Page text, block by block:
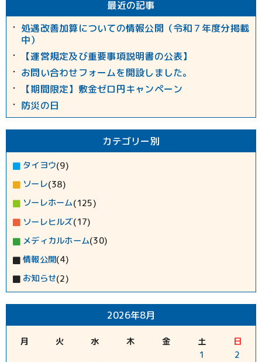
最近の記事
処遇改善加算についての情報公開（令和７年度分掲載
中）
【運営規定及び重要事項説明書の公表】
お問い合わせフォームを開設しました。
【期間限定】敷金ゼロ円キャンペーン
防災の日
カテゴリー別
タイヨウ(9)
ソーレ(38)
ソーレホーム(125)
ソーレヒルズ(17)
メディカルホーム(30)
情報公開(4)
お知らせ(2)
2026年8月
月 火 水 木 金 土
日
1
2